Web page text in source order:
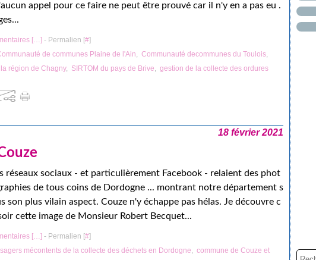
appel pour ce faire ne peut être prouvé car il n'y en a pas eu .
[…] - Permalien [#]
de communes Plaine de l'Ain, Communauté decommunes du Toulois,
région de Chagny, SIRTOM du pays de Brive, gestion de la collecte des ordures
18 février 2021
réseaux sociaux - et particulièrement Facebook - relaient des phot
de tous coins de Dordogne ... montrant notre département s
son plus vilain aspect. Couze n'y échappe pas hélas. Je découvre c
cette image de Monsieur Robert Becquet...
[…] - Permalien [#]
mécontents de la collecte des déchets en Dordogne, commune de Couze et